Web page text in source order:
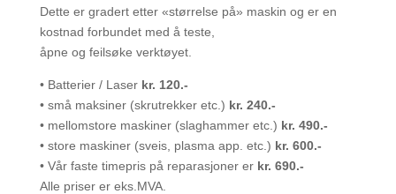
Dette er gradert etter «størrelse på» maskin og er en
kostnad forbundet med å teste,
åpne og feilsøke verktøyet.
• Batterier / Laser kr. 120.-
• små maksiner (skrutrekker etc.) kr. 240.-
• mellomstore maskiner (slaghammer etc.) kr. 490.-
• store maskiner (sveis, plasma app. etc.) kr. 600.-
• Vår faste timepris på reparasjoner er kr. 690.-
Alle priser er eks.MVA.